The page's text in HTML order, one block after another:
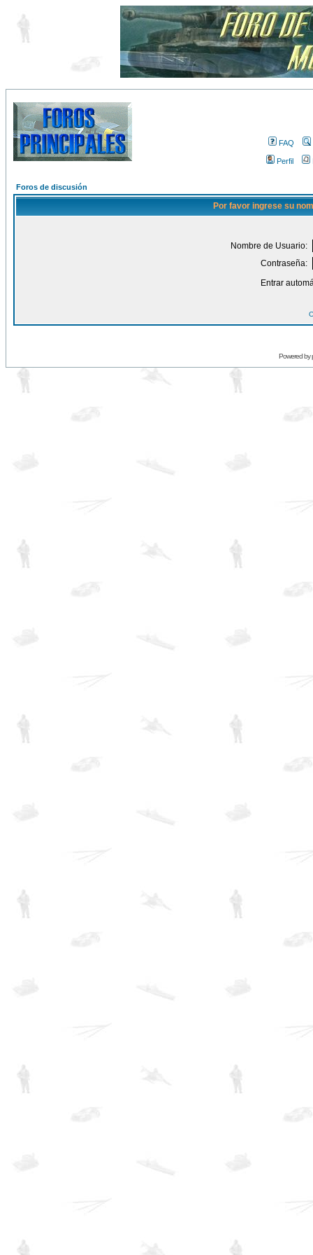
FAQ
Perfil
Foros de discusión
Por favor ingrese su
Nombre de Usuario:
Contraseña:
Entrar
Powered by